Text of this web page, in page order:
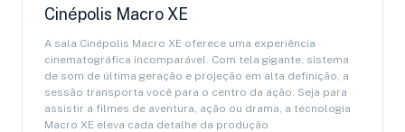
Cinépolis Macro XE
A sala Cinépolis Macro XE oferece uma experiência
cinematográfica incomparável. Com tela gigante, sistema
de som de última geração e projeção em alta definição, a
sessão transporta você para o centro da ação. Seja para
assistir a filmes de aventura, ação ou drama, a tecnologia
Macro XE eleva cada detalhe da produção.